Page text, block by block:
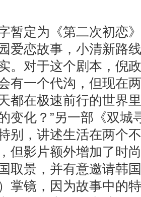
暂定为《第二次初恋
爱恋故事，小清新路
。对于这个剧本，倪
有一个代沟，但现在
都在极速前行的世界
变化？”另一部《双城
别，讲述生活在两个
但影片额外增加了时
取景，并有意邀请韩
掌镜，因为故事中的